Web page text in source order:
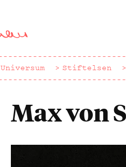
Universum Stiftelsen
Max von